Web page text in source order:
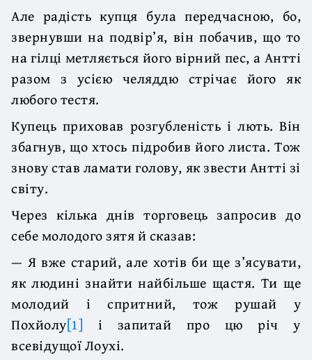
Але радість купця була передчасною, бо,
звернувши на подвір’я, він поба­чив, що то
на гілці метляється його вірний пес, а Антті
разом з усією челяддю стрічає його як
любого тестя.
Купець приховав розгубленість і лють. Він
збагнув, що хтось підробив його листа. Тож
знову став ламати голову, як звести Антті зі
світу.
Через кілька днів торговець запросив до
себе молодого зятя й сказав:
— Я вже старий, але хотів би ще з’ясувати,
як людині знайти найбільше щастя. Ти ще
молодий і спритний, тож рушай у
Похйолу[1] і запитай про цю річ у
всевідущої Лоухі.